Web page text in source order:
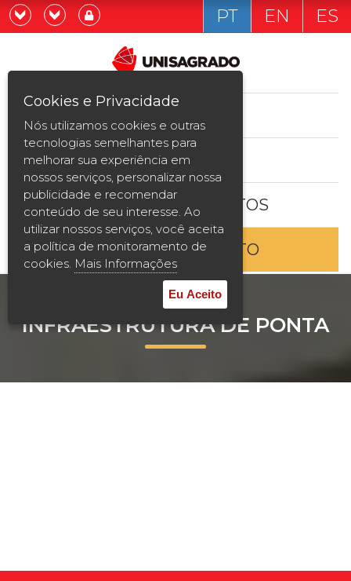
Graduação
Pós-graduação e MBA
Curta Duração
Vestibular
2ª Graduação
Transferência
Reingresso
Internacionalização
Já sou estudande
Quero ser estudante
PT EN ES
ESTUDE AQUI
BOLSAS E DESCONTOS
ENTRE EM CONTATO
INFRAESTRUTURA DE PONTA
Cookies e Privacidade
Nós utilizamos cookies e outras
tecnologias semelhantes para
melhorar sua experiência em
nossos serviços, personalizar nossa
publicidade e recomendar
conteúdo de seu interesse. Ao
utilizar nossos serviços, você aceita
a política de monitoramento de
cookies. Mais Informações
Eu Aceito